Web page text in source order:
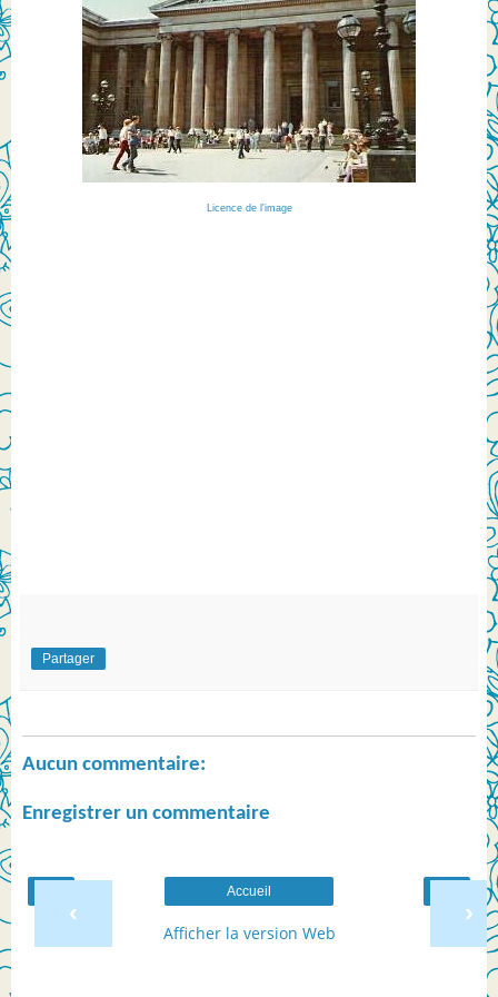
Licence de l'image
Partager
Aucun commentaire:
Enregistrer un commentaire
‹ ›
Accueil
Afficher la version Web